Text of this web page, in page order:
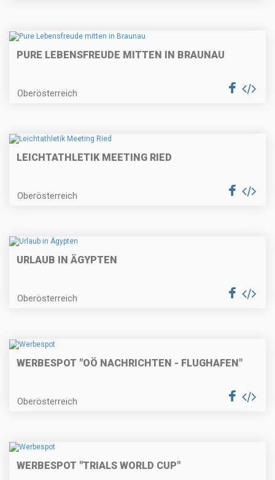
PURE LEBENSFREUDE MITTEN IN BRAUNAU
Oberösterreich
LEICHTATHLETIK MEETING RIED
Oberösterreich
URLAUB IN ÄGYPTEN
Oberösterreich
WERBESPOT "OÖ NACHRICHTEN - FLUGHAFEN"
Oberösterreich
WERBESPOT "TRIALS WORLD CUP"